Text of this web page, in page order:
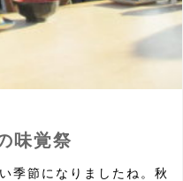
味覚祭
季節になりましたね。秋